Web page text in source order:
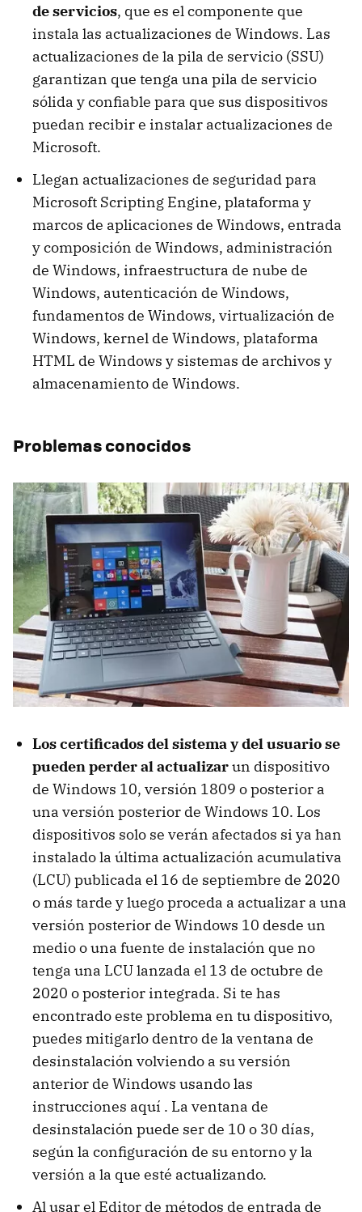
de servicios, que es el componente que
instala las actualizaciones de Windows. Las
actualizaciones de la pila de servicio (SSU)
garantizan que tenga una pila de servicio
sólida y confiable para que sus dispositivos
puedan recibir e instalar actualizaciones de
Microsoft.
Llegan actualizaciones de seguridad para
Microsoft Scripting Engine, plataforma y
marcos de aplicaciones de Windows, entrada
y composición de Windows, administración
de Windows, infraestructura de nube de
Windows, autenticación de Windows,
fundamentos de Windows, virtualización de
Windows, kernel de Windows, plataforma
HTML de Windows y sistemas de archivos y
almacenamiento de Windows.
Problemas conocidos
Los certificados del sistema y del usuario se
pueden perder al actualizarun dispositivo
de Windows 10, versión 1809 o posterior a
una versión posterior de Windows 10. Los
dispositivos solo se verán afectados si ya han
instalado la última actualización acumulativa
(LCU) publicada el 16 de septiembre de 2020
o más tarde y luego proceda a actualizar a una
versión posterior de Windows 10 desde un
medio o una fuente de instalación que no
tenga una LCU lanzada el 13 de octubre de
2020 o posterior integrada. Si te has
encontrado este problema en tu dispositivo,
puedes mitigarlo dentro de la ventana de
desinstalación volviendo a su versión
anterior de Windows usando las
instrucciones aquí . La ventana de
desinstalación puede ser de 10 o 30 días,
según la configuración de su entorno y la
versión a la que esté actualizando.
Al usar el Editor de métodos de entrada de